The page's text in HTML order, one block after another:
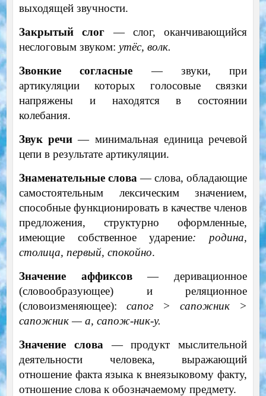
выходящей звучности.
Закрытый слог — слог, оканчивающийся
неслоговым звуком: утёс, волк.
Звонкие согласные — звуки, при
артикуляции которых голосовые связки
напряжены и находятся в состоянии
колебания.
Звук речи — минимальная единица речевой
цепи в результате артикуляции.
Знаменательные слова — слова, обладающие
самостоятельным лексическим значением,
способные функционировать в качестве членов
предложения, структурно оформленные,
имеющие собственное ударение: родина,
столица, первый, спокойно.
Значение аффиксов— деривационное
(словообразующее) и реляционное
(словоизменяющее): сапог > сапожник >
сапожник — а, сапож-ник-у.
Значение слова — продукт мыслительной
деятельности человека, выражающий
отношение факта языка к внеязыковому факту,
отношение слова к обозначаемому предмету.